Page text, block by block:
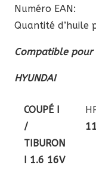
Numéro EAN:
Quantité d’huile
Compatible pour
HYUNDAI
COUPÉ I
/
TIBURON
I 1.6 16V